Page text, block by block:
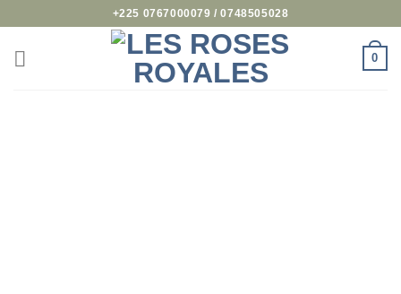
contenu
+225 0767000079 / 0748505028
0